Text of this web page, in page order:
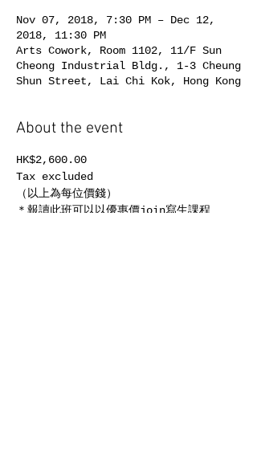
Nov 07, 2018, 7:30 PM – Dec 12,
2018, 11:30 PM
Arts Cowork, Room 1102, 11/F Sun
Cheong Industrial Bldg., 1-3 Cheung
Shun Street, Lai Chi Kok, Hong Kong
About the event
HK$2,600.00
Tax excluded
（以上為每位價錢）
＊報讀此班可以以優惠價join寫生課程